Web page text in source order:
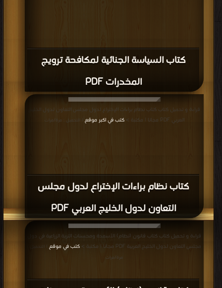
كتاب السياسة الجنائية لمكافحة ترويج
المخدرات PDF
كتاب نظام براءات الإختراع لدول مجلس
التعاون لدول الخليج العربي PDF
قراءة و تحميل كتاب كتاب نظام براءات الإختراع لدول مجلس التعاون لدول الخليج
العربي PDF مجانا | مكتبة >
كتب في اكبر موقع | التحميل : مرة/مرات
قراءة و تحميل كتاب كتاب قانون (نظام) الأسمدة ومحسنات التربة الزراعية في دول
مجلس التعاون لدول الخليج العربية PDF مجانا | مكتبة >
كتب في موقع
| التحميل :
مرة/مرات